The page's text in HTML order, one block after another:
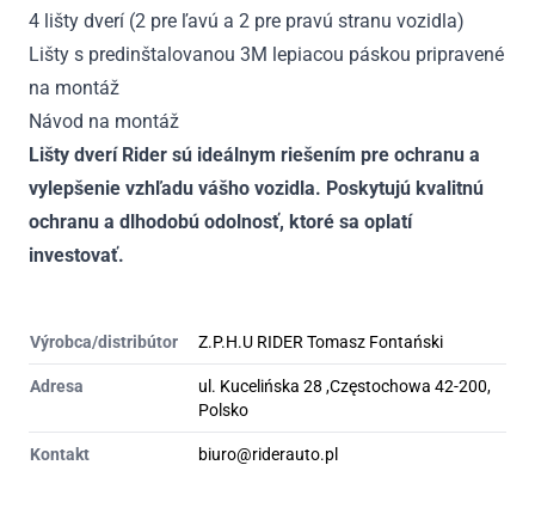
4 lišty dverí (2 pre ľavú a 2 pre pravú stranu vozidla)
Lišty s predinštalovanou 3M lepiacou páskou pripravené
na montáž
Návod na montáž
Lišty dverí Rider sú ideálnym riešením pre ochranu a
vylepšenie vzhľadu vášho vozidla. Poskytujú kvalitnú
ochranu a dlhodobú odolnosť, ktoré sa oplatí
investovať.
Výrobca/distribútor Z.P.H.U RIDER Tomasz Fontański
Adresa
ul. Kucelińska 28 ,Częstochowa 42-200,
Polsko
Kontakt biuro@riderauto.pl